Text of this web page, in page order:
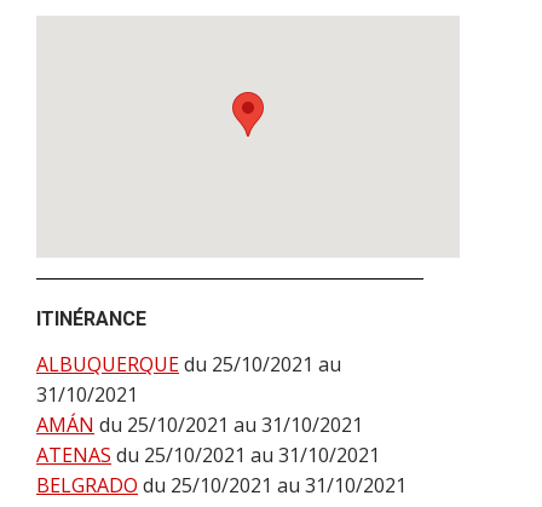
ITINÉRANCE
ALBUQUERQUEdu 25/10/2021 au
31/10/2021
AMÁN du 25/10/2021 au 31/10/2021
ATENAS du 25/10/2021 au 31/10/2021
BELGRADO du 25/10/2021 au 31/10/2021